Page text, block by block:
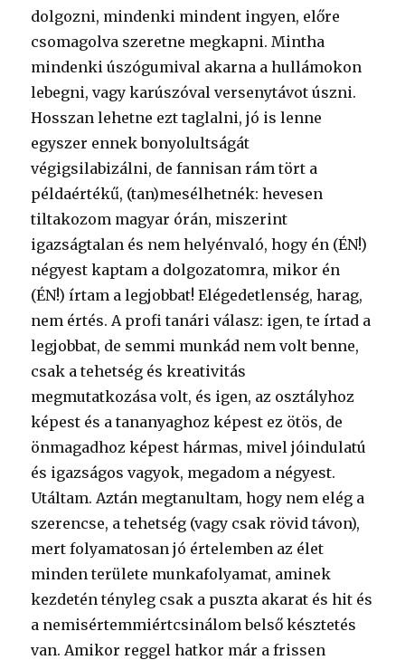
dolgozni, mindenki mindent ingyen, előre
csomagolva szeretne megkapni. Mintha
mindenki úszógumival akarna a hullámokon
lebegni, vagy karúszóval versenytávot úszni.
Hosszan lehetne ezt taglalni, jó is lenne
egyszer ennek bonyolultságát
végigsilabizálni, de fannisan rám tört a
példaértékű, (tan)mesélhetnék: hevesen
tiltakozom magyar órán, miszerint
igazságtalan és nem helyénvaló, hogy én (ÉN!)
négyest kaptam a dolgozatomra, mikor én
(ÉN!) írtam a legjobbat! Elégedetlenség, harag,
nem értés. A profi tanári válasz: igen, te írtad a
legjobbat, de semmi munkád nem volt benne,
csak a tehetség és kreativitás
megmutatkozása volt, és igen, az osztályhoz
képest és a tananyaghoz képest ez ötös, de
önmagadhoz képest hármas, mivel jóindulatú
és igazságos vagyok, megadom a négyest.
Utáltam. Aztán megtanultam, hogy nem elég a
szerencse, a tehetség (vagy csak rövid távon),
mert folyamatosan jó értelemben az élet
minden területe munkafolyamat, aminek
kezdetén tényleg csak a puszta akarat és hit és
a nemisértemmiértcsinálom belső késztetés
van. Amikor reggel hatkor már a frissen